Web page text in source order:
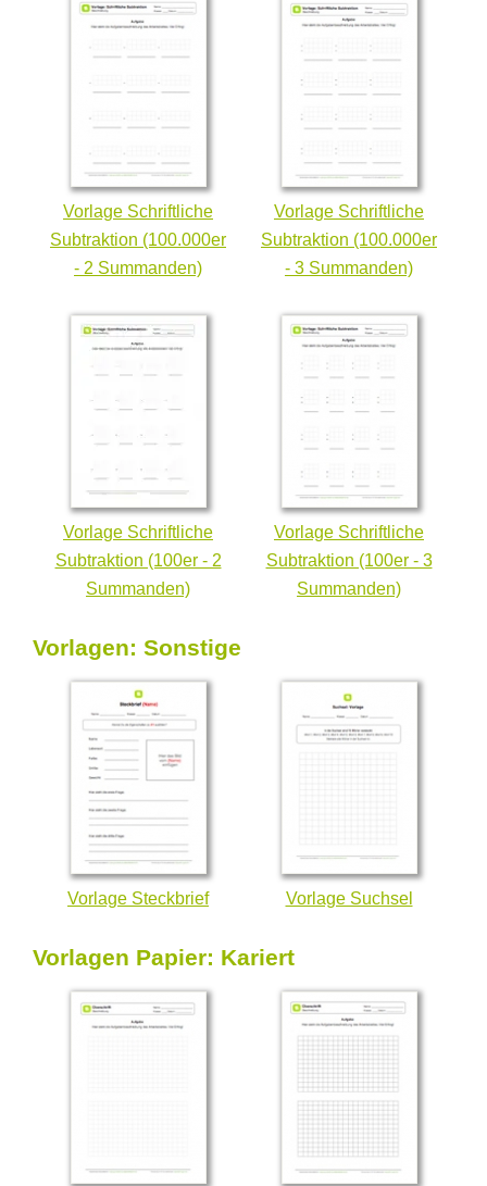
Vorlage Schriftliche
Subtraktion (100.000er
- 2 Summanden)
Vorlage Schriftliche
Subtraktion (100.000er
- 3 Summanden)
Vorlage Schriftliche
Subtraktion (100er - 2
Summanden)
Vorlage Schriftliche
Subtraktion (100er - 3
Summanden)
Vorlagen: Sonstige
Vorlage Steckbrief Vorlage Suchsel
Vorlagen Papier: Kariert